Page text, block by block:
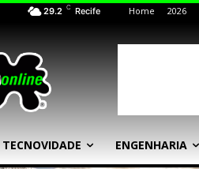
29.2 C Recife Home 2026
TECNOVIDADE ENGENHARIA